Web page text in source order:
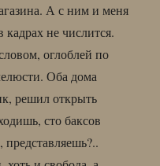
А с ним и меня
не числится.
оглоблей по
Оба дома
решил открыть
сто баксов